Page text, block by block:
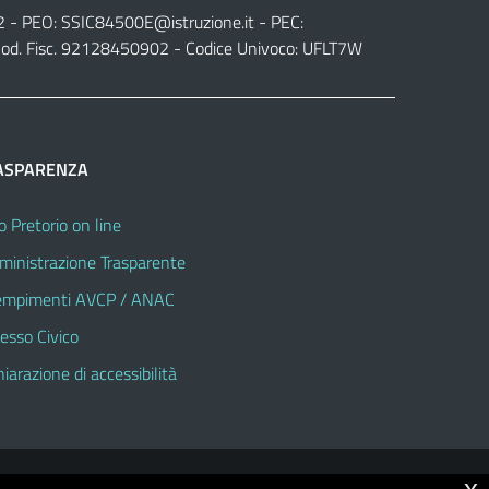
- PEO:SSIC84500E@istruzione.it- PEC:
Fisc. 92128450902 - Codice Univoco: UFLT7W
Pretorio on line
Trasparente
AVCP / ANAC
Civico
di accessibilità